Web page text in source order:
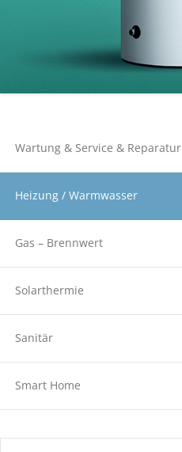
Wartung & Service & Reparatur
Heizung / Warmwasser
Gas – Brennwert
Solarthermie
Sanitär
Smart Home